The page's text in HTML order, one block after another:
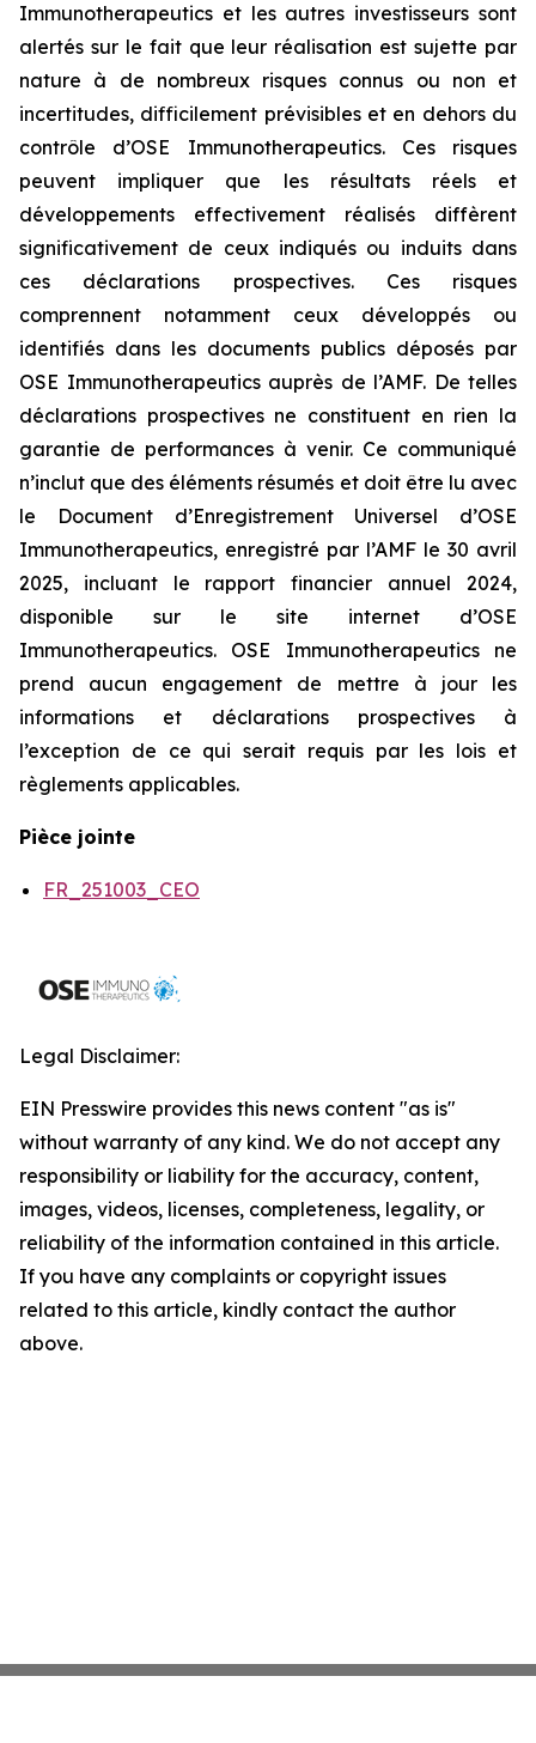
Immunotherapeutics et les autres investisseurs sont
alertés sur le fait que leur réalisation est sujette par
nature à de nombreux risques connus ou non et
incertitudes, difficilement prévisibles et en dehors du
contrôle d’OSE Immunotherapeutics. Ces risques
peuvent impliquer que les résultats réels et
développements effectivement réalisés diffèrent
significativement de ceux indiqués ou induits dans
ces déclarations prospectives. Ces risques
comprennent notamment ceux développés ou
identifiés dans les documents publics déposés par
OSE Immunotherapeutics auprès de l’AMF. De telles
déclarations prospectives ne constituent en rien la
garantie de performances à venir. Ce communiqué
n’inclut que des éléments résumés et doit être lu avec
le Document d’Enregistrement Universel d’OSE
Immunotherapeutics, enregistré par l’AMF le 30 avril
2025, incluant le rapport financier annuel 2024,
disponible sur le site internet d’OSE
Immunotherapeutics. OSE Immunotherapeutics ne
prend aucun engagement de mettre à jour les
informations et déclarations prospectives à
l’exception de ce qui serait requis par les lois et
règlements applicables.
Pièce jointe
FR_251003_CEO
Legal Disclaimer:
EIN Presswire provides this news content "as is"
without warranty of any kind. We do not accept any
responsibility or liability for the accuracy, content,
images, videos, licenses, completeness, legality, or
reliability of the information contained in this article.
If you have any complaints or copyright issues
related to this article, kindly contact the author
above.